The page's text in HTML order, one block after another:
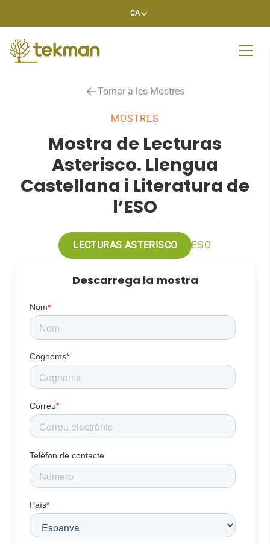
CA
Tornar a les Mostres
MOSTRES
Mostra de Lecturas
Asterisco. Llengua
Castellana i Literatura de
l’ESO
LECTURAS ASTERISCO ESO
Descarrega la mostra
Nom*
Cognoms*
Correu*
Telèfon de contacte
País*